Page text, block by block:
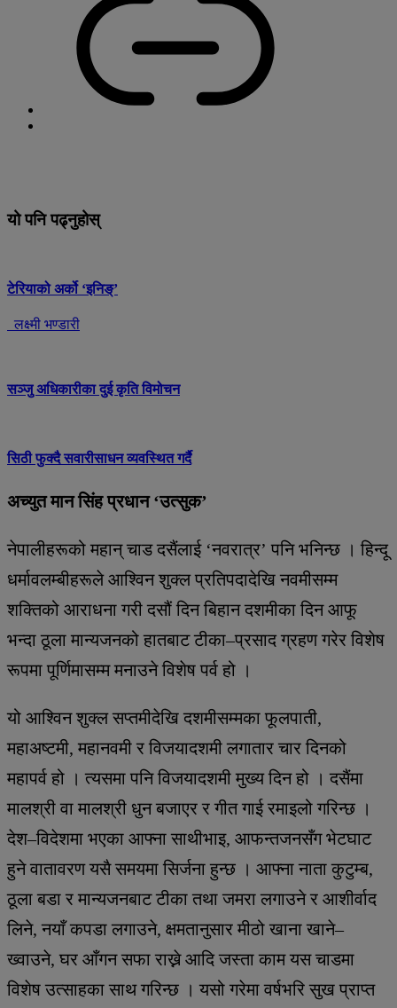
यो पनि पढ्नुहोस्
टेरियाको अर्को ‘इनिङ्’
लक्ष्मी भण्डारी
सञ्जु अधिकारीका दुई कृति विमोचन
सिठी फुक्दै सवारीसाधन व्यवस्थित गर्दै
अच्युत मान सिंह प्रधान ‘उत्सुक’
नेपालीहरूको महान् चाड दसैंलाई ‘नवरात्र’ पनि भनिन्छ । हिन्दू
धर्मावलम्बीहरूले आश्विन शुक्ल प्रतिपदादेखि नवमीसम्म
शक्तिको आराधना गरी दसौं दिन बिहान दशमीका दिन आफू
भन्दा ठूला मान्यजनको हातबाट टीका–प्रसाद ग्रहण गरेर विशेष
रूपमा पूर्णिमासम्म मनाउने विशेष पर्व हो ।
यो आश्विन शुक्ल सप्तमीदेखि दशमीसम्मका फूलपाती,
महाअष्टमी, महानवमी र विजयादशमी लगातार चार दिनको
महापर्व हो । त्यसमा पनि विजयादशमी मुख्य दिन हो । दसैंमा
मालश्री वा मालश्री धुन बजाएर र गीत गाई रमाइलो गरिन्छ ।
देश–विदेशमा भएका आफ्ना साथीभाइ, आफन्तजनसँग भेटघाट
हुने वातावरण यसै समयमा सिर्जना हुन्छ । आफ्ना नाता कुटुम्ब,
ठूला बडा र मान्यजनबाट टीका तथा जमरा लगाउने र आशीर्वाद
लिने, नयाँ कपडा लगाउने, क्षमतानुसार मीठो खाना खाने–
ख्वाउने, घर आँगन सफा राख्ने आदि जस्ता काम यस चाडमा
विशेष उत्साहका साथ गरिन्छ । यसो गरेमा वर्षभरि सुख प्राप्त